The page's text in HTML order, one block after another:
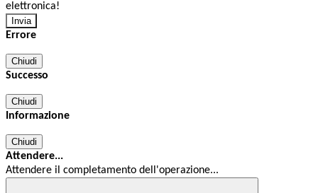
elettronica!
Errore
Chiudi
Successo
Chiudi
Informazione
Chiudi
Attendere...
Attendere il completamento dell'operazione...